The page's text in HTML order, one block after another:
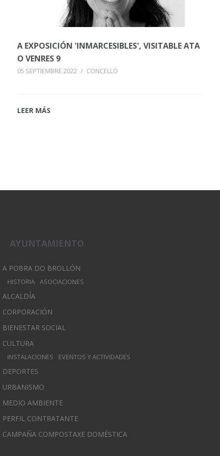
A EXPOSICIÓN 'INMARCESIBLES', VISITABLE ATA
O VENRES 9
05 SEPTIEMBRE 2022 / CONCELLO
LEER MÁS
AYUNTAMIENTO
A POBRA DO BROLLÓN
HISTORIA ASOCIACIONES
ALCALDÍA
CORPORACIÓN
BIENESTAR SOCIAL
CULTURA
INSTALACIONES EVENTOS Y ACTIVIDADES
DEPORTES
URBANISMO
MEDIO AMBIENTE
PERFIL CONTRATANTE
CAMPAÑA COMPOSTAXE DOMÉSTICA